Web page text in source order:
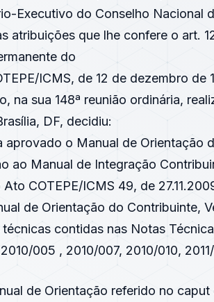
Executivo do Conselho Nacional
atribuições que lhe confere o art.
do
ICMS, de 12 de dezembro
na sua 148ª reunião ordinária,
DF, decidiu:
aprovado o Manual de Orientação
ao Manual de Integração
COTEPE/ICMS 49, de
de Orientação do Contribuinte,
contidas nas Notas
005 , 2010/007, 2010/010,
de Orientação referido no